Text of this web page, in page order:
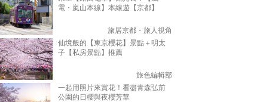
電・嵐山本線】本線遊【京都】
旅居京都・旅人視角
仙境般的【東京櫻花】景點＋明太
子【私房景點】推薦
旅色編輯部
一起用照片來賞花！看盡青森弘前
公園的日櫻與夜櫻芳華